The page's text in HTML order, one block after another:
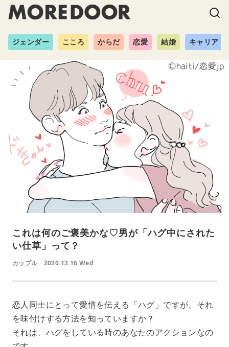
ジェンダー こころ からだ 恋愛 結婚 キャリア
これは何のご褒美かな♡男が「ハグ中にされた
い仕草」って？
カップル 2020.12.16 Wed
恋人同士にとって愛情を伝える「ハグ」ですが、それ
を味付けする方法を知っていますか？
それは、ハグをしている時のあなたのアクションなの